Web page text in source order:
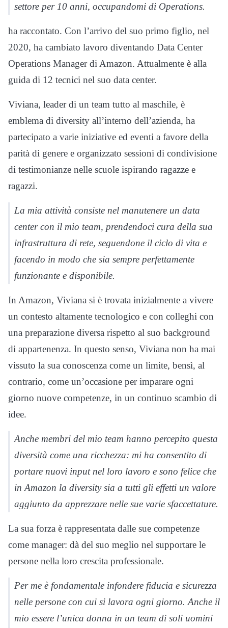
settore per 10 anni, occupandomi di Operations.
ha raccontato. Con l’arrivo del suo primo figlio, nel
2020, ha cambiato lavoro diventando Data Center
Operations Manager di Amazon. Attualmente è alla
guida di 12 tecnici nel suo data center.
Viviana, leader di un team tutto al maschile, è
emblema di diversity all’interno dell’azienda, ha
partecipato a varie iniziative ed eventi a favore della
parità di genere e organizzato sessioni di condivisione
di testimonianze nelle scuole ispirando ragazze e
ragazzi.
La mia attività consiste nel manutenere un data
center con il mio team, prendendoci cura della sua
infrastruttura di rete, seguendone il ciclo di vita e
facendo in modo che sia sempre perfettamente
funzionante e disponibile.
In Amazon, Viviana si è trovata inizialmente a vivere
un contesto altamente tecnologico e con colleghi con
una preparazione diversa rispetto al suo background
di appartenenza. In questo senso, Viviana non ha mai
vissuto la sua conoscenza come un limite, bensì, al
contrario, come un’occasione per imparare ogni
giorno nuove competenze, in un continuo scambio di
idee.
Anche membri del mio team hanno percepito questa
diversità come una ricchezza: mi ha consentito di
portare nuovi input nel loro lavoro e sono felice che
in Amazon la diversity sia a tutti gli effetti un valore
aggiunto da apprezzare nelle sue varie sfaccettature.
La sua forza è rappresentata dalle sue competenze
come manager: dà del suo meglio nel supportare le
persone nella loro crescita professionale.
Per me è fondamentale infondere fiducia e sicurezza
nelle persone con cui si lavora ogni giorno. Anche il
mio essere l’unica donna in un team di soli uomini